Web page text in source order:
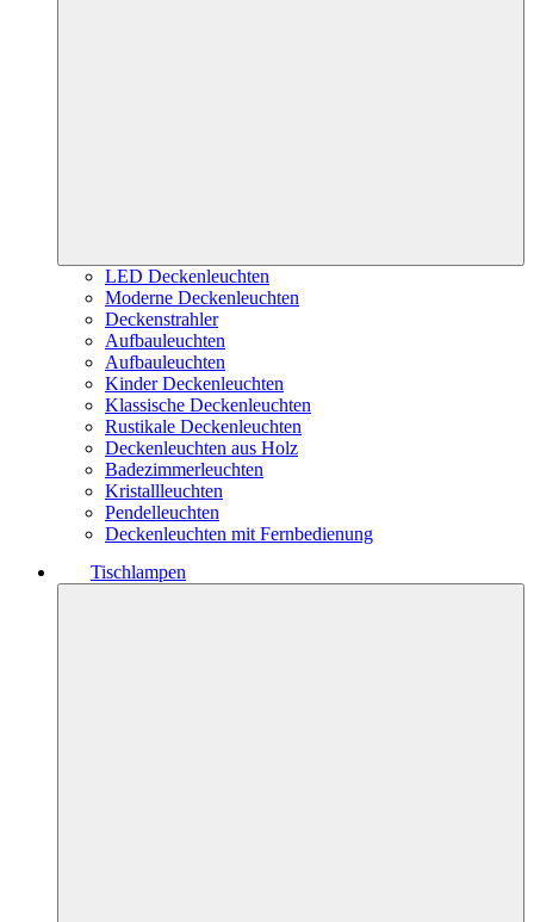
LED Deckenleuchten
Moderne Deckenleuchten
Deckenstrahler
Aufbauleuchten
Aufbauleuchten
Kinder Deckenleuchten
Klassische Deckenleuchten
Rustikale Deckenleuchten
Deckenleuchten aus Holz
Badezimmerleuchten
Kristallleuchten
Pendelleuchten
Deckenleuchten mit Fernbedienung
Tischlampen